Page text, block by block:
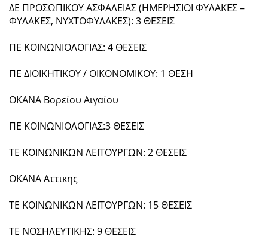
ΔΕ ΠΡΟΣΩΠΙΚΟΥ ΑΣΦΑΛΕΙΑΣ (ΗΜΕΡΗΣΙΟΙ ΦΥΛΑΚΕΣ –
ΦΥΛΑΚΕΣ, ΝΥΧΤΟΦΥΛΑΚΕΣ): 3 ΘΕΣΕΙΣ
ΠΕ ΚΟΙΝΩΝΙΟΛΟΓΙΑΣ: 4 ΘΕΣΕΙΣ
ΠΕ ΔΙΟΙΚΗΤΙΚΟΥ / ΟΙΚΟΝΟΜΙΚΟΥ: 1 ΘΕΣΗ
ΟΚΑΝΑ Βορείου Αιγαίου
ΠΕ ΚΟΙΝΩΝΙΟΛΟΓΙΑΣ:3 ΘΕΣΕΙΣ
ΤΕ ΚΟΙΝΩΝΙΚΩΝ ΛΕΙΤΟΥΡΓΩΝ: 2 ΘΕΣΕΙΣ
ΟΚΑΝΑ Αττικης
ΤΕ ΚΟΙΝΩΝΙΚΩΝ ΛΕΙΤΟΥΡΓΩΝ: 15 ΘΕΣΕΙΣ
ΤΕ ΝΟΣΗΛΕΥΤΙΚΗΣ: 9 ΘΕΣΕΙΣ